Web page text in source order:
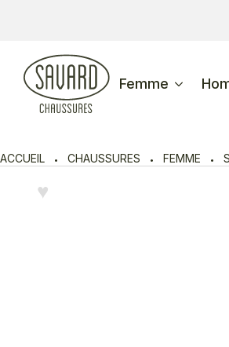
Femme
ACCUEIL CHAUSSURES FEMME
♥︎